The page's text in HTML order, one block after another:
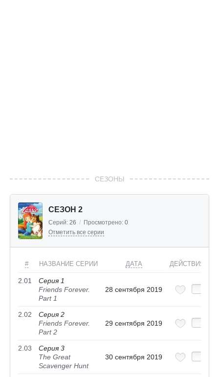
СЕЗОНЫ
СЕЗОН 2
Серий: 26 / Просмотрено: 0
Отметить все серии
# НАЗВАНИЕ СЕРИИ ДАТА ДЕЙСТВИЯ
2.01
Серия 1
Friends Forever.
Part 1
28 сентября 2019
2.02
Серия 2
Friends Forever.
Part 2
29 сентября 2019
2.03
Серия 3
The Great
Scavenger Hunt
30 сентября 2019